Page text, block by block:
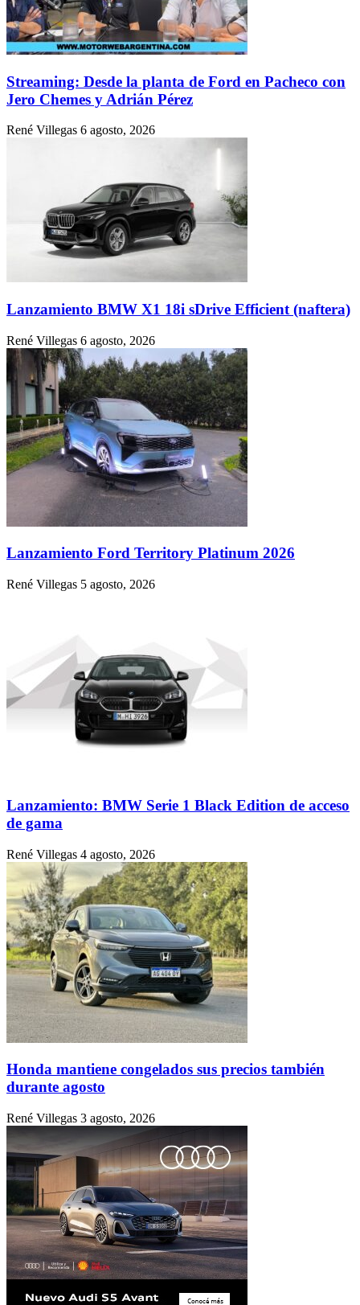
Streaming: Desde la planta de Ford en Pacheco con
Jero Chemes y Adrián Pérez
René Villegas 6 agosto, 2026
Lanzamiento BMW X1 18i sDrive Efficient (naftera)
René Villegas 6 agosto, 2026
Lanzamiento Ford Territory Platinum 2026
René Villegas 5 agosto, 2026
Lanzamiento: BMW Serie 1 Black Edition de acceso
de gama
René Villegas 4 agosto, 2026
Honda mantiene congelados sus precios también
durante agosto
René Villegas 3 agosto, 2026